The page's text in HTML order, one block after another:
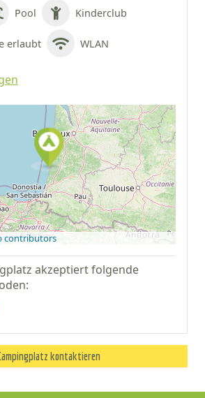
Pool Kinderclub
erlaubt WLAN
Auf Google Maps
anzeigen
contributors
akzeptiert folgende
kontaktieren